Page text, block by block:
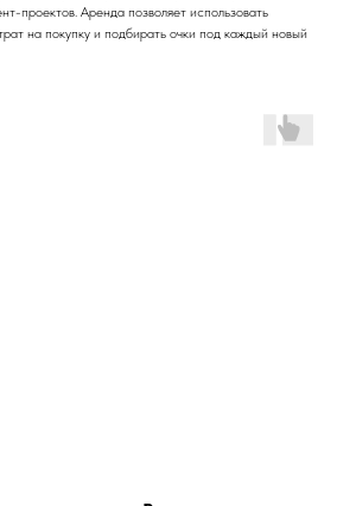
проектов. Аренда позволяет использовать
на покупку и подбирать очки под каждый новый